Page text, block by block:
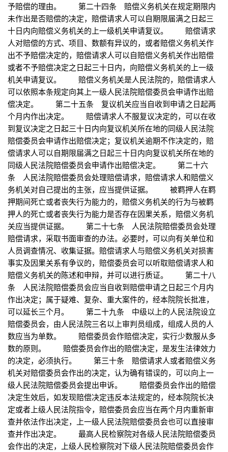
予赔偿的理由。 第二十四条 赔偿义务机关在规定期限内
未作出是否赔偿的决定，赔偿请求人可以自期限届满之日起三
十日内向赔偿义务机关的上一级机关申请复议。 赔偿请求
人对赔偿的方式、项目、数额有异议的，或者赔偿义务机关作
出不予赔偿决定的，赔偿请求人可以自赔偿义务机关作出赔偿
或者不予赔偿决定之日起三十日内，向赔偿义务机关的上一级
机关申请复议。 赔偿义务机关是人民法院的，赔偿请求人
可以依照本条规定向其上一级人民法院赔偿委员会申请作出赔
偿决定。 第二十五条 复议机关应当自收到申请之日起两
个月内作出决定。 赔偿请求人不服复议决定的，可以在收
到复议决定之日起三十日内向复议机关所在地的同级人民法院
赔偿委员会申请作出赔偿决定；复议机关逾期不作决定的，赔
偿请求人可以自期限届满之日起三十日内向复议机关所在地的
同级人民法院赔偿委员会申请作出赔偿决定。 第二十六
条 人民法院赔偿委员会处理赔偿请求，赔偿请求人和赔偿义
务机关对自己提出的主张，应当提供证据。 被羁押人在羁
押期间死亡或者丧失行为能力的，赔偿义务机关的行为与被羁
押人的死亡或者丧失行为能力是否存在因果关系，赔偿义务机
关应当提供证据。 第二十七条 人民法院赔偿委员会处理
赔偿请求，采取书面审查的办法。必要时，可以向有关单位和
人员调查情况、收集证据。赔偿请求人与赔偿义务机关对损害
事实及因果关系有争议的，赔偿委员会可以听取赔偿请求人和
赔偿义务机关的陈述和申辩，并可以进行质证。 第二十八
条 人民法院赔偿委员会应当自收到赔偿申请之日起三个月内
作出决定；属于疑难、复杂、重大案件的，经本院院长批准，
可以延长三个月。 第二十九条 中级以上的人民法院设立
赔偿委员会，由人民法院三名以上审判员组成，组成人员的人
数应当为单数。 赔偿委员会作赔偿决定，实行少数服从多
数的原则。 赔偿委员会作出的赔偿决定，是发生法律效力
的决定，必须执行。 第三十条 赔偿请求人或者赔偿义务
机关对赔偿委员会作出的决定，认为确有错误的，可以向上一
级人民法院赔偿委员会提出申诉。 赔偿委员会作出的赔偿
决定生效后，如发现赔偿决定违反本法规定的，经本院院长决
定或者上级人民法院指令，赔偿委员会应当在两个月内重新审
查并依法作出决定，上一级人民法院赔偿委员会也可以直接审
查并作出决定。 最高人民检察院对各级人民法院赔偿委员
会作出的决定，上级人民检察院对下级人民法院赔偿委员会作